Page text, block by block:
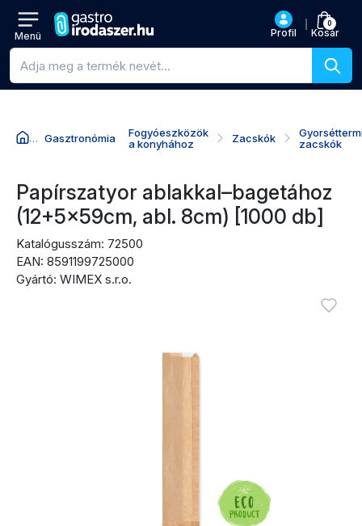
Menü Profil
0
Kosár
Termékkeresés
Gasztronómia
Fogyóeszközök
a konyhához
Zacskók
zacskók
Ugrás a vásárlási akciókhoz
Papírszatyor ablakkal–bagetához
(12+5x59cm, abl. 8cm) [1000 db]
Katalógusszám: 72500
EAN: 8591199725000
Gyártó: WIMEX s.r.o.